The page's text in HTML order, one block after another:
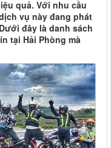
quả. Với nhu cầu
vụ này đang phát
đây là danh sách
tại Hải Phòng mà